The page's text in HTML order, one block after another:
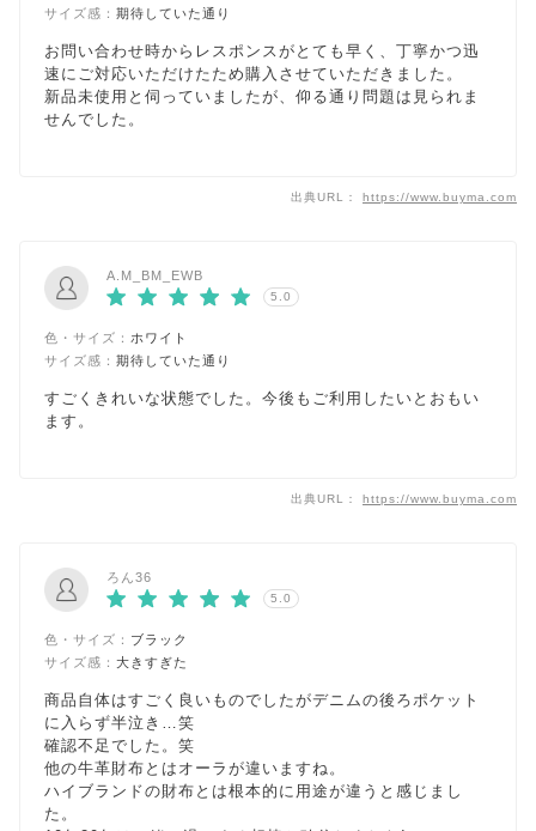
サイズ感： 期待していた通り
お問い合わせ時からレスポンスがとても早く、丁寧かつ迅
速にご対応いただけたため購入させていただきました。
新品未使用と伺っていましたが、仰る通り問題は見られま
せんでした。
出典URL： https://www.buyma.com
A.M_BM_EWB
5.0
色・サイズ： ホワイト
サイズ感： 期待していた通り
すごくきれいな状態でした。今後もご利用したいとおもい
ます。
出典URL： https://www.buyma.com
ろん36
5.0
色・サイズ： ブラック
サイズ感： 大きすぎた
商品自体はすごく良いものでしたがデニムの後ろポケット
に入らず半泣き…笑
確認不足でした。笑
他の牛革財布とはオーラが違いますね。
ハイブランドの財布とは根本的に用途が違うと感じまし
た。